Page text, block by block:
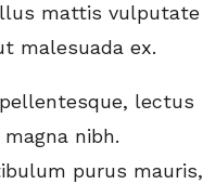
mattis vulputate
malesuada ex.
lectus
nibh.
purus mauris,